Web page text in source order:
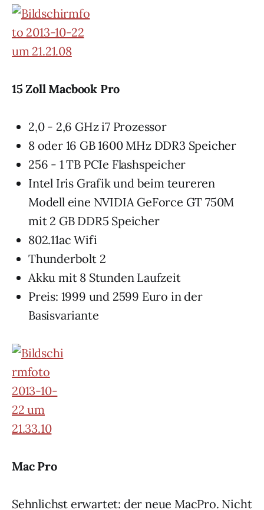
15 Zoll Macbook Pro
2,0 - 2,6 GHz i7 Prozessor
8 oder 16 GB 1600 MHz DDR3 Speicher
256 - 1 TB PCIe Flashspeicher
Intel Iris Grafik und beim teureren
Modell eine NVIDIA GeForce GT 750M
mit 2 GB DDR5 Speicher
802.11ac Wifi
Thunderbolt 2
Akku mit 8 Stunden Laufzeit
Preis: 1999 und 2599 Euro in der
Basisvariante
Mac Pro
Sehnlichst erwartet: der neue MacPro. Nicht